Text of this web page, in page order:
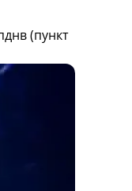
(пункт